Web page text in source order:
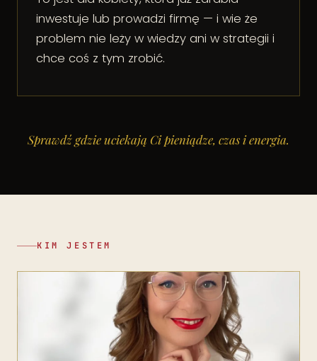
inwestuje lub prowadzi firmę — i wie że
problem nie leży w wiedzy ani w strategii i
chce coś z tym zrobić.
Sprawdź gdzie uciekają Ci pieniądze, czas i energia.
KIM JESTEM